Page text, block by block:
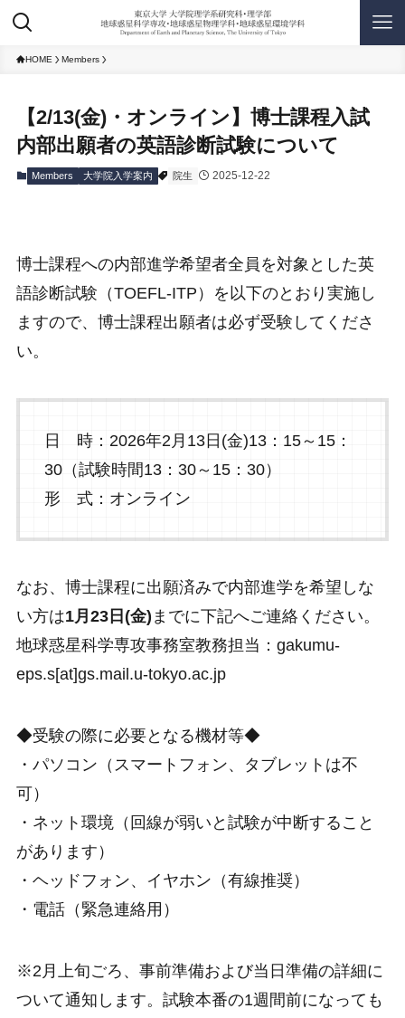
HOME Members
【2/13(金)・オンライン】博士課程入試
内部出願者の英語診断試験について
Members 大学院入学案内 院生 2025-12-22
博士課程への内部進学希望者全員を対象とした英
語診断試験（TOEFL-ITP）を以下のとおり実施し
ますので、博士課程出願者は必ず受験してくださ
い。
日 時：2026年2月13日(金)13：15～15：
30（試験時間13：30～15：30）
形 式：オンライン
なお、博士課程に出願済みで内部進学を希望しな
い方は1月23日(金) までに下記へご連絡ください。
地球惑星科学専攻事務室教務担当：gakumu-
eps.s[at]gs.mail.u-tokyo.ac.jp
◆受験の際に必要となる機材等◆
・パソコン（スマートフォン、タブレットは不
可）
・ネット環境（回線が弱いと試験が中断すること
があります）
・ヘッドフォン、イヤホン（有線推奨）
・電話（緊急連絡用）
※2月上旬ごろ、事前準備および当日準備の詳細に
ついて通知します。試験本番の1週間前になっても